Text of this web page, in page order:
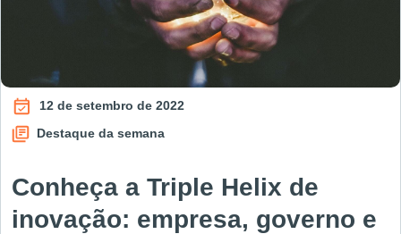
12 de setembro de 2022
Destaque da semana
Conheça a Triple Helix de
inovação: empresa, governo e